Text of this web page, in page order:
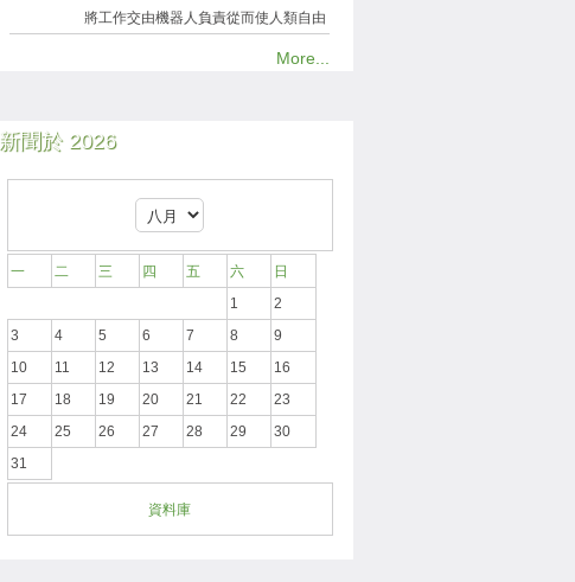
將工作交由機器人負責從而使人類自由
More...
新聞於 2026
一 二 三 四 五 六
日
1
2
3
4 5 6 7 8
9
10
11 12 13 14 15
16
17
18 19 20 21 22
23
24
25 26 27 28 29
30
31
資料庫